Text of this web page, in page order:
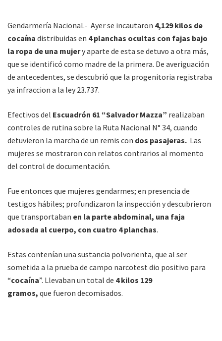
Gendarmería Nacional.- Ayer se incautaron 4,129 kilos de
cocaína distribuidas en 4 planchas ocultas con fajas bajo
la ropa de una mujery aparte de esta se detuvo a otra más,
que se identificó como madre de la primera. De averiguación
de antecedentes, se descubrió que la progenitoria registraba
ya infraccion a la ley 23.737.
Efectivos del Escuadrón 61 “Salvador Mazza” realizaban
controles de rutina sobre la Ruta Nacional N° 34, cuando
detuvieron la marcha de un remis con dos pasajeras. Las
mujeres se mostraron con relatos contrarios al momento
del control de documentación.
Fue entonces que mujeres gendarmes; en presencia de
testigos hábiles; profundizaron la inspección y descubrieron
que transportaban en la parte abdominal, una faja
adosada al cuerpo, con cuatro 4 planchas.
Estas contenían una sustancia polvorienta, que al ser
sometida a la prueba de campo narcotest dio positivo para
“cocaína”. Llevaban un total de 4 kilos 129
gramos, que fueron decomisados.